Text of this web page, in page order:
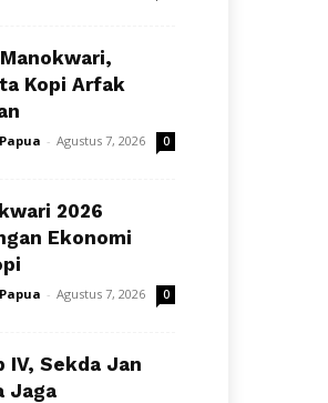
Kopi Arfak
- Agustus 7, 2026 0
2026
Ekonomi
- Agustus 7, 2026 0
IV, Sekda Jan
Jaga